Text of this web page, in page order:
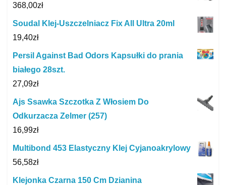
368,00zł
Soudal Klej-Uszczelniacz Fix All Ultra 20ml
19,40zł
Persil Against Bad Odors Kapsułki do prania
białego 28szt.
27,09zł
Ajs Ssawka Szczotka Z Włosiem Do
Odkurzacza Zelmer (257)
16,99zł
Multibond 453 Elastyczny Klej Cyjanoakrylowy
56,58zł
Klejonka Czarna 150 Cm Dzianina